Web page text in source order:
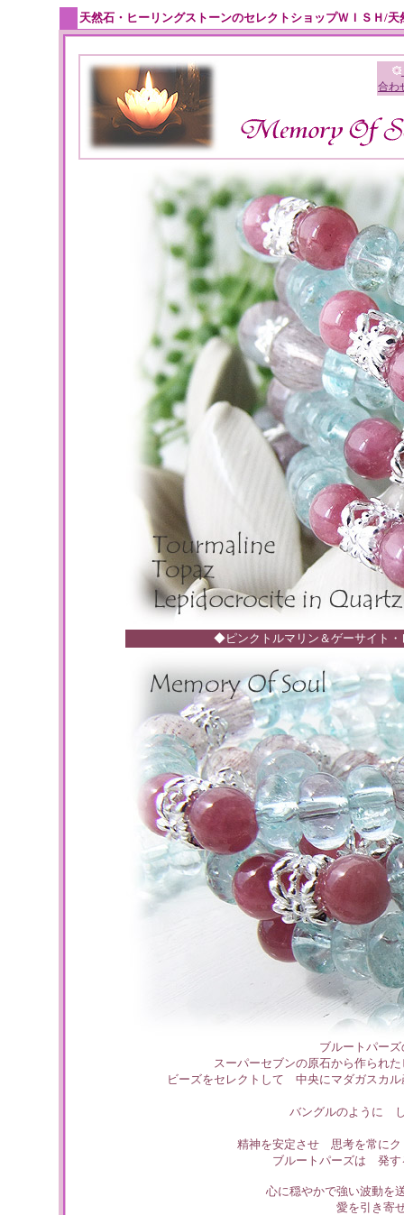
天然石・ヒーリングストーンのセレクトショップＷＩＳＨ/
合わ
◆ピンクトルマリン＆ゲーサイト
ブルートパー
スーパーセブンの原石から作られ
ビーズをセレクトして 中央にマダガスカ
バングルのように
精神を安定させ 思考を常にク
ブルートパーズは 発す
心に穏やかで強い波動を
愛を引き寄